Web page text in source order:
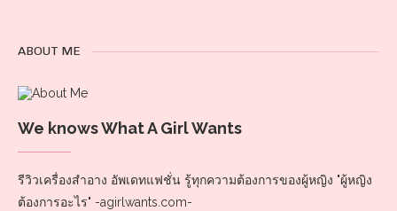
ABOUT ME
We knows What A Girl Wants
รีวิวเครื่องสำอาง อัพเดทแฟชั่น รู้ทุกความต้องการของผู้หญิง "ผู้หญิง
ต้องการอะไร" -agirlwants.com-